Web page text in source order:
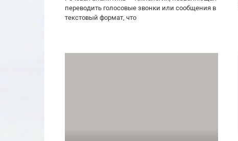
переводить голосовые звонки или сообщения в
текстовый формат, что